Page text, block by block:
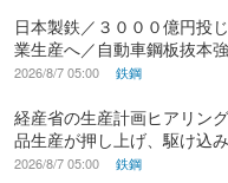
日本製鉄／３０００億円投
業生産へ／自動車鋼板抜本
2026/8/7 05:00 鉄鋼
経産省の生産計画ヒアリン
品生産が押し上げ、駆け込
2026/8/7 05:00 鉄鋼